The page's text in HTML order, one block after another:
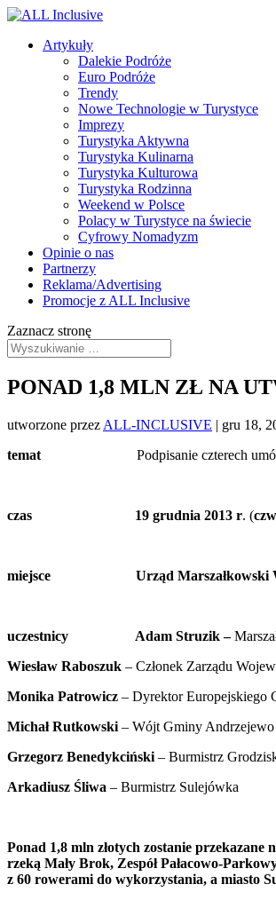
Artykuły
Dalekie Podróże
Euro Podróże
Trendy
Nowe Technologie w Turystyce
Imprezy
Turystyka Aktywna
Turystyka Kulinarna
Turystyka Kulturowa
Turystyka Rodzinna
Weekend w Polsce
Polacy w Turystyce na świecie
Cyfrowy Nomadyzm
Opinie o nas
Partnerzy
Reklama/Advertising
Promocje z ALL Inclusive
Zaznacz stronę
PONAD 1,8 MLN ZŁ NA
utworzone przez ALL-INCLUSIVE | gru 18,
temat Podpisanie czterech
czas 19 grudnia 2013 r. (
miejsce Urząd Marszałkowski
uczestnicy Adam Struzik –
Wiesław Raboszuk – Członek Zarządu
Monika Patrowicz – Dyrektor Europejskiego
Michał Rutkowski – Wójt Gminy Andrzejewo
Grzegorz Benedykciński – Burmistrz
Arkadiusz Śliwa – Burmistrz Sulejówka
Ponad 1,8 mln złotych zostanie
rzeką Mały Brok, Zespół Pałacowo-
z 60 rowerami do wykorzystania, a miasto